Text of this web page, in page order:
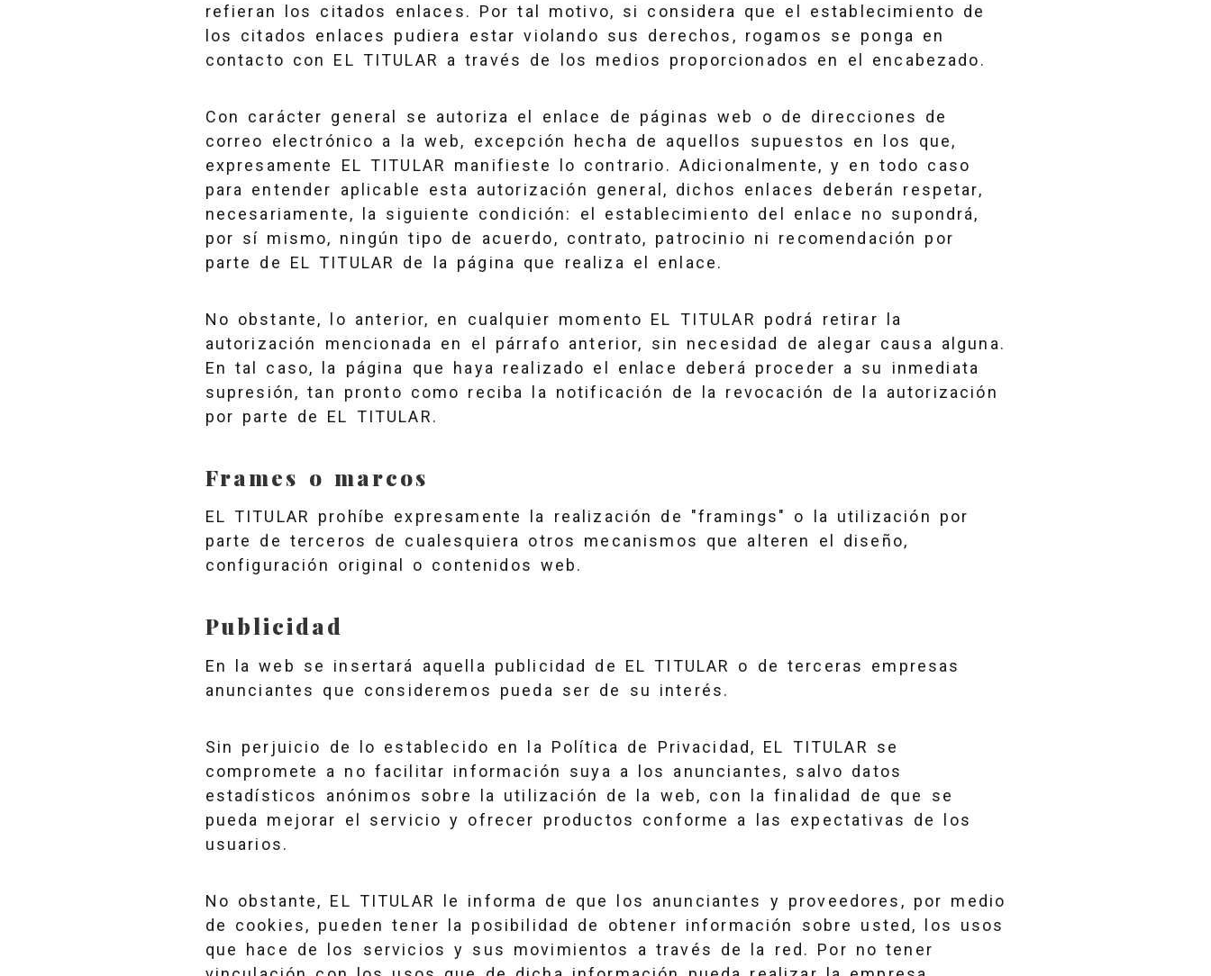
refieran los citados enlaces. Por tal motivo, si considera que el establecimiento de
los citados enlaces pudiera estar violando sus derechos, rogamos se ponga en
contacto con EL TITULAR a través de los medios proporcionados en el encabezado.
Con carácter general se autoriza el enlace de páginas web o de direcciones de
correo electrónico a la web, excepción hecha de aquellos supuestos en los que,
expresamente EL TITULAR manifieste lo contrario. Adicionalmente, y en todo caso
para entender aplicable esta autorización general, dichos enlaces deberán respetar,
necesariamente, la siguiente condición: el establecimiento del enlace no supondrá,
por sí mismo, ningún tipo de acuerdo, contrato, patrocinio ni recomendación por
parte de EL TITULAR de la página que realiza el enlace.
No obstante, lo anterior, en cualquier momento EL TITULAR podrá retirar la
autorización mencionada en el párrafo anterior, sin necesidad de alegar causa alguna.
En tal caso, la página que haya realizado el enlace deberá proceder a su inmediata
supresión, tan pronto como reciba la notificación de la revocación de la autorización
por parte de EL TITULAR.
Frames o marcos
EL TITULAR prohíbe expresamente la realización de "framings" o la utilización por
parte de terceros de cualesquiera otros mecanismos que alteren el diseño,
configuración original o contenidos web.
Publicidad
En la web se insertará aquella publicidad de EL TITULAR o de terceras empresas
anunciantes que consideremos pueda ser de su interés.
Sin perjuicio de lo establecido en la Política de Privacidad, EL TITULAR se
compromete a no facilitar información suya a los anunciantes, salvo datos
estadísticos anónimos sobre la utilización de la web, con la finalidad de que se
pueda mejorar el servicio y ofrecer productos conforme a las expectativas de los
usuarios.
No obstante, EL TITULAR le informa de que los anunciantes y proveedores, por medio
de cookies, pueden tener la posibilidad de obtener información sobre usted, los usos
que hace de los servicios y sus movimientos a través de la red. Por no tener